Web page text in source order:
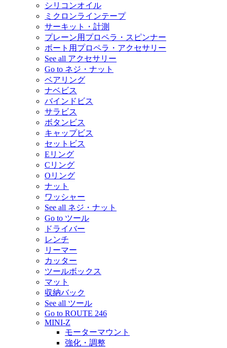
シリコンオイル
ミクロンラインテープ
サーキット・計測
プレーン用プロペラ・スピンナー
ボート用プロペラ・アクセサリー
See all アクセサリー
Go to ネジ・ナット
ベアリング
ナベビス
バインドビス
サラビス
ボタンビス
キャップビス
セットビス
Eリング
Cリング
Oリング
ナット
ワッシャー
See all ネジ・ナット
Go to ツール
ドライバー
レンチ
リーマー
カッター
ツールボックス
マット
収納バック
See all ツール
Go to ROUTE 246
MINI-Z
モーターマウント
強化・調整